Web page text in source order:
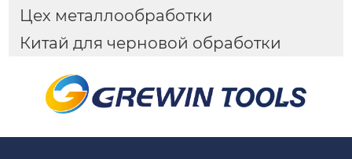
Цех металлообработки
Китай для черновой обработки